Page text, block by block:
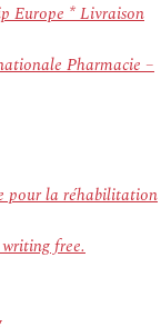
Europe * Livraison
Pharmacie –
pour la réhabilitation
free.